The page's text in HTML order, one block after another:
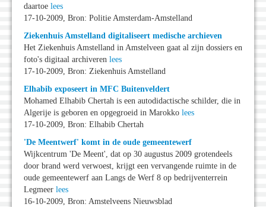
daartoe lees
17-10-2009, Bron: Politie Amsterdam-Amstelland
Ziekenhuis Amstelland digitaliseert medische archieven
Het Ziekenhuis Amstelland in Amstelveen gaat al zijn dossiers en
foto's digitaal archiveren lees
17-10-2009, Bron: Ziekenhuis Amstelland
Elhabib exposeert in MFC Buitenveldert
Mohamed Elhabib Chertah is een autodidactische schilder, die in
Algerije is geboren en opgegroeid in Marokko lees
17-10-2009, Bron: Elhabib Chertah
'De Meentwerf' komt in de oude gemeentewerf
Wijkcentrum 'De Meent', dat op 30 augustus 2009 grotendeels
door brand werd verwoest, krijgt een vervangende ruimte in de
oude gemeentewerf aan Langs de Werf 8 op bedrijventerrein
Legmeer lees
16-10-2009, Bron: Amstelveens Nieuwsblad